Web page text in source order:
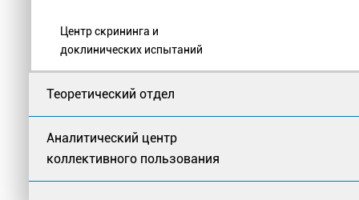
Центр скрининга и
доклинических испытаний
Теоретический отдел
Аналитический центр
коллективного пользования